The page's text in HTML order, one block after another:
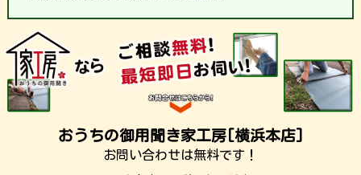
おうちの御用聞き家工房[横浜本店]
お問い合わせは無料です！